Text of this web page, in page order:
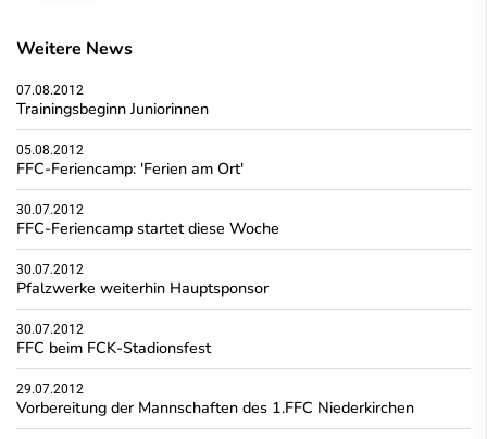
Weitere News
07.08.2012
Trainingsbeginn Juniorinnen
05.08.2012
FFC-Feriencamp: 'Ferien am Ort'
30.07.2012
FFC-Feriencamp startet diese Woche
30.07.2012
Pfalzwerke weiterhin Hauptsponsor
30.07.2012
FFC beim FCK-Stadionsfest
29.07.2012
Vorbereitung der Mannschaften des 1.FFC Niederkirchen